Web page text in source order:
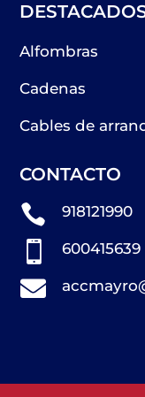
Alfombras
Cadenas
Cables de
CONTACTO
 918121990
 600415639
